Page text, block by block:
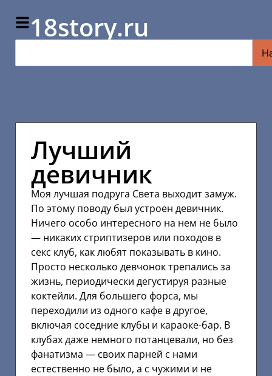
18story.ru
Лучший
девичник
Моя лучшая подруга Света выходит замуж.
По этому поводу был устроен девичник.
Ничего особо интересного на нем не было
— никаких стриптизеров или походов в
секс клуб, как любят показывать в кино.
Просто несколько девчонок трепались за
жизнь, периодически дегустируя разные
коктейли. Для большего форса, мы
переходили из одного кафе в другое,
включая соседние клубы и караоке-бар. В
клубах даже немного потанцевали, но без
фанатизма — своих парней с нами
естественно не было, а с чужими и не